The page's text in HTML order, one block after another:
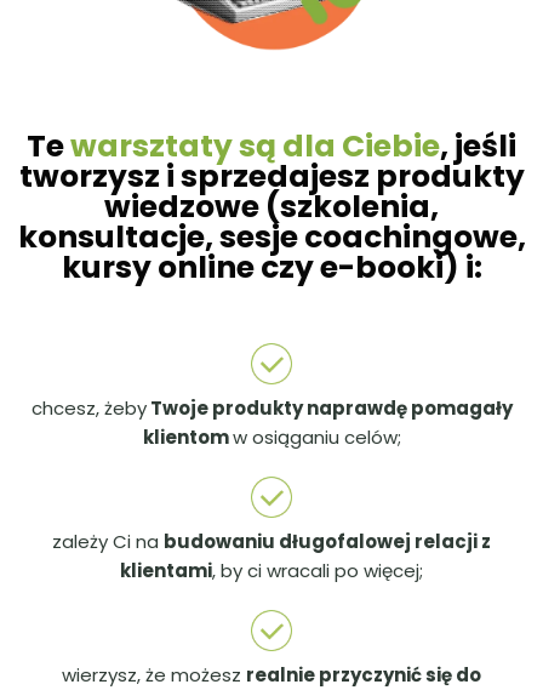
Tewarsztaty są dla Ciebie, jeśli
tworzysz i sprzedajesz produkty
wiedzowe (szkolenia,
konsultacje, sesje coachingowe,
kursy online czy e-booki) i:
chcesz, żebyTwoje produkty naprawdę pomagały
klientomw osiąganiu celów;
zależy Ci na budowaniu długofalowej relacji z
klientami, by ci wracali po więcej;
wierzysz, że możesz realnie przyczynić się do